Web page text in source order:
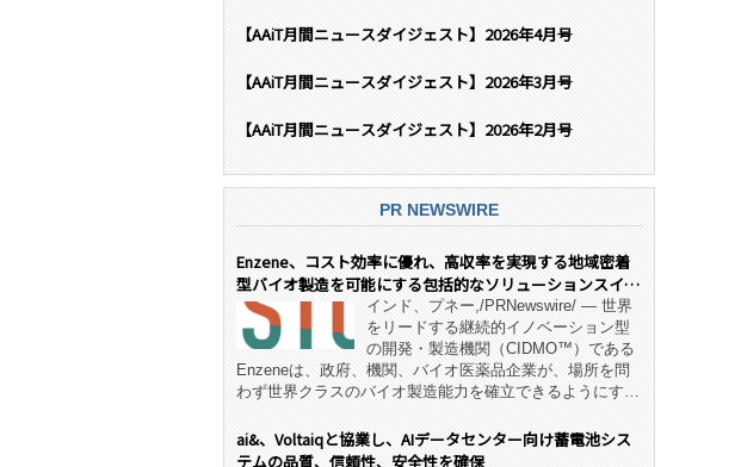
【AAiT月間ニュースダイジェスト】2026年4月号
【AAiT月間ニュースダイジェスト】2026年3月号
【AAiT月間ニュースダイジェスト】2026年2月号
PR NEWSWIRE
Enzene、コスト効率に優れ、高収率を実現する地域密着
型バイオ製造を可能にする包括的なソリューションスイー
ト「NeX™」 をリリースインド、プネー,/PRNewswire/ — 世界
をリードする継続的イノベーション型
の開発・製造機関（CIDMO™）である
Enzeneは、政府、機関、バイオ医薬品企業が、場所を問
わず世界クラスのバイオ製造能力を確立できるようにす
デル「NeX™」の立ち上げを発表しました。 同社の実績
あるEnzeneX® fully‑connected continuous
ai&、Voltaiqと協業し、AIデータセンター向け蓄電池シス
テムの品質、信頼性、安全性を確保